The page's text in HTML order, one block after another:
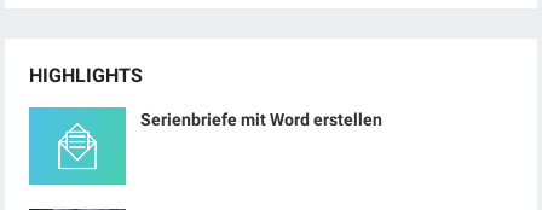
HIGHLIGHTS
Serienbriefe mit Word erstellen